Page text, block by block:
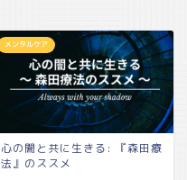
メンタルケア
心の闇と共に生きる: 『森田療
法』のススメ